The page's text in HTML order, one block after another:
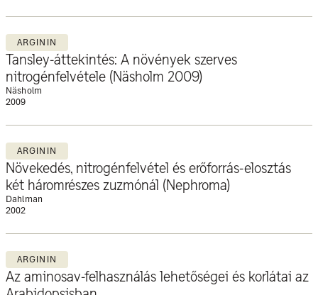
ARGININ
Tansley-áttekintés: A növények szerves
nitrogénfelvétele (Näsholm 2009)
Näsholm
2009
ARGININ
Növekedés, nitrogénfelvétel és erőforrás-elosztás
két háromrészes zuzmónál (Nephroma)
Dahlman
2002
ARGININ
Az aminosav-felhasználás lehetőségei és korlátai az